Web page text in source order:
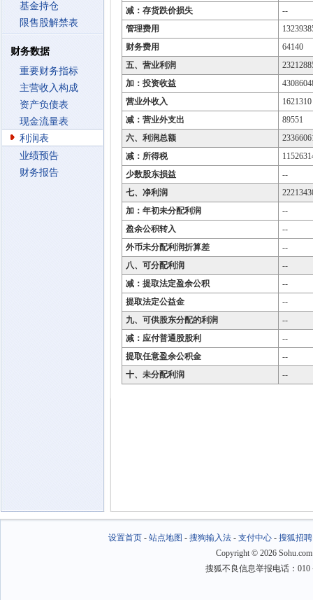
基金持仓
限售股解禁表
财务数据
重要财务指标
主营收入构成
资产负债表
现金流量表
利润表
业绩预告
财务报告
减：存货跌价损失
--
管理费用
财务费用
64140
五、营业利润
加：投资收益
营业外收入
1621310
减：营业外支出
89551
六、利润总额
减：所得税
少数股东损益
--
七、净利润
加：年初未分配利润
--
盈余公积转入
--
外币未分配利润折算差
--
八、可分配利润
--
减：提取法定盈余公积
--
提取法定公益金
--
九、可供股东分配的利润
--
减：应付普通股股利
--
提取任意盈余公积金
--
十、未分配利润
--
设置首页- 站点地图 - 搜狗输入法- 支付中心- 搜狐招聘
Copyright © 2026
搜狐不良信息举报电话：010